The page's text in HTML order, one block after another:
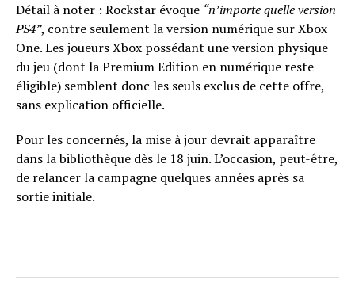
Détail à noter : Rockstar évoque “n’importe quelle version
PS4”, contre seulement la version numérique sur Xbox
One. Les joueurs Xbox possédant une version physique
du jeu (dont la Premium Edition en numérique reste
éligible) semblent donc les seuls exclus de cette offre,
sans explication officielle.
Pour les concernés, la mise à jour devrait apparaître
dans la bibliothèque dès le 18 juin. L’occasion, peut-être,
de relancer la campagne quelques années après sa
sortie initiale.